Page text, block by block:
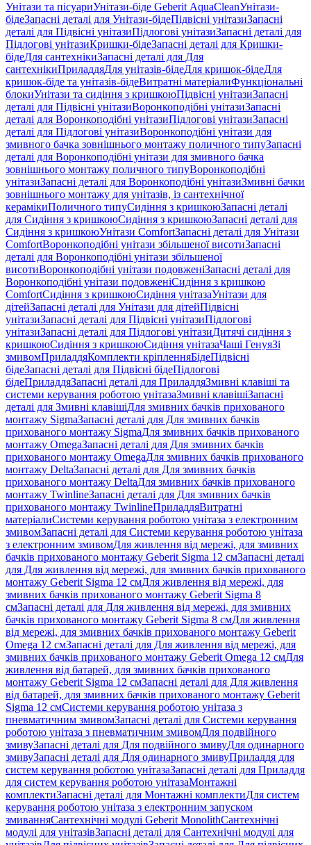
Унітази та пісуариУнітази-біде Geberit AquaCleanУнітази-
бідеЗапасні деталі для Унітази-бідеПідвісні унітазиЗапасні
деталі для Підвісні унітазиПідлогові унітазиЗапасні деталі для
Підлогові унітазиКришки-бідеЗапасні деталі для Кришки-
бідеДля сантехнікиЗапасні деталі для Для
сантехнікиПриладдяДля унітазів-бідеДля кришок-бідеДля
кришок-біде та унітазів-бідеВитратні матеріалиФункціональні
блокиУнітази та сидіння з кришкоюПідвісні унітазиЗапасні
деталі для Підвісні унітазиВоронкоподібні унітазиЗапасні
деталі для Воронкоподібні унітазиПідлогові унітазиЗапасні
деталі для Підлогові унітазиВоронкоподібні унітази для
змивного бачка зовнішнього монтажу поличного типуЗапасні
деталі для Воронкоподібні унітази для змивного бачка
зовнішнього монтажу поличного типуВоронкоподібні
унітазиЗапасні деталі для Воронкоподібні унітазиЗмивні бачки
зовнішнього монтажу для унітазів, із сантехнічної
керамікиПоличного типуСидіння з кришкоюЗапасні деталі
для Сидіння з кришкоюСидіння з кришкоюЗапасні деталі для
Сидіння з кришкоюУнітази ComfortЗапасні деталі для Унітази
ComfortВоронкоподібні унітази збільшеної висотиЗапасні
деталі для Воронкоподібні унітази збільшеної
висотиВоронкоподібні унітази подовженіЗапасні деталі для
Воронкоподібні унітази подовженіСидіння з кришкою
ComfortСидіння з кришкоюСидіння унітазаУнітази для
дітейЗапасні деталі для Унітази для дітейПідвісні
унітазиЗапасні деталі для Підвісні унітазиПідлогові
унітазиЗапасні деталі для Підлогові унітазиДитячі сидіння з
кришкоюСидіння з кришкоюСидіння унітазаЧаші ГенуяЗі
змивомПриладдяКомплекти кріпленняБідеПідвісні
бідеЗапасні деталі для Підвісні бідеПідлогові
бідеПриладдяЗапасні деталі для ПриладдяЗмивні клавіші та
системи керування роботою унітазаЗмивні клавішіЗапасні
деталі для Змивні клавішіДля змивних бачків прихованого
монтажу SigmaЗапасні деталі для Для змивних бачків
прихованого монтажу SigmaДля змивних бачків прихованого
монтажу OmegaЗапасні деталі для Для змивних бачків
прихованого монтажу OmegaДля змивних бачків прихованого
монтажу DeltaЗапасні деталі для Для змивних бачків
прихованого монтажу DeltaДля змивних бачків прихованого
монтажу TwinlineЗапасні деталі для Для змивних бачків
прихованого монтажу TwinlineПриладдяВитратні
матеріалиСистеми керування роботою унітаза з електронним
змивомЗапасні деталі для Системи керування роботою унітаза
з електронним змивомДля живлення від мережі, для змивних
бачків прихованого монтажу Geberit Sigma 12 смЗапасні деталі
для Для живлення від мережі, для змивних бачків прихованого
монтажу Geberit Sigma 12 смДля живлення від мережі, для
змивних бачків прихованого монтажу Geberit Sigma 8
смЗапасні деталі для Для живлення від мережі, для змивних
бачків прихованого монтажу Geberit Sigma 8 смДля живлення
від мережі, для змивних бачків прихованого монтажу Geberit
Omega 12 смЗапасні деталі для Для живлення від мережі, для
змивних бачків прихованого монтажу Geberit Omega 12 смДля
живлення від батарей, для змивних бачків прихованого
монтажу Geberit Sigma 12 смЗапасні деталі для Для живлення
від батарей, для змивних бачків прихованого монтажу Geberit
Sigma 12 смСистеми керування роботою унітаза з
пневматичним змивомЗапасні деталі для Системи керування
роботою унітаза з пневматичним змивомДля подвійного
змивуЗапасні деталі для Для подвійного змивуДля одинарного
змивуЗапасні деталі для Для одинарного змивуПриладдя для
систем керування роботою унітазаЗапасні деталі для Приладдя
для систем керування роботою унітазаМонтажні
комплектиЗапасні деталі для Монтажні комплектиДля систем
керування роботою унітаза з електронним запуском
змиванняСантехнічні модулі Geberit MonolithСантехнічні
модулі для унітазівЗапасні деталі для Сантехнічні модулі для